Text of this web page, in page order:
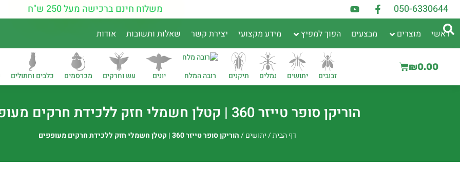
050-6330644 משלוח חינם ברכישה מעל 250 ש"ח
ראשי מוצרים מבצעים הפוך למפיץ מידע מקצועי יצירת קשר שאלות ותשובות אודות
₪0.00
זבובים יתושים נמלים תיקנים רובה המלח יונים עש וחרקים מכרסמים כלבים וחתולים
הוריקן סופר טייזר 360 | קטלן חשמלי חזק ללכידת חרקים מעופפים
דף הבית/יתושים/הוריקן סופר טייזר 360 | קטלן חשמלי חזק ללכידת חרקים מעופפים